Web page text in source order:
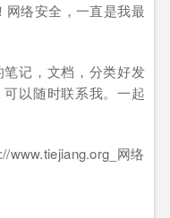
！网络安全，一直是我最
记，文档，分类好发
以随时联系我。一起